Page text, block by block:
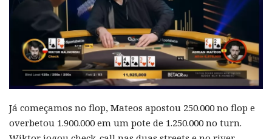
Já começamos no flop, Mateos apostou 250.000 no flop e
overbetou 1.900.000 em um pote de 1.250.000 no turn.